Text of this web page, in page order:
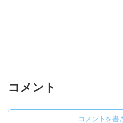
コメント
コメントを書